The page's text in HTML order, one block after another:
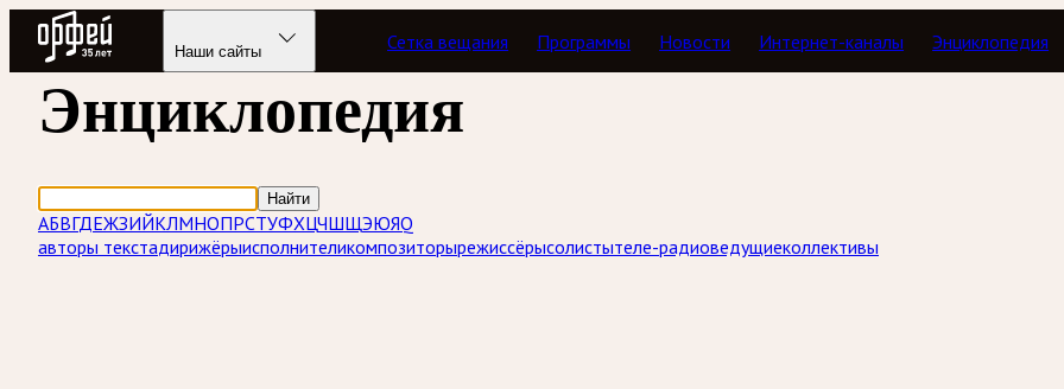
Радио Орфей
Наши сайты Сетка вещания Программы Новости Интернет-каналы Энциклопедия
Энциклопедия
Найти
АБВГДЕЖЗИЙКЛМНОПРСТУФХЦЧШЩЭЮЯQ
авторы текстадирижёрыисполнителикомпозиторырежиссёрысолистытеле-радиоведущиеколлективы